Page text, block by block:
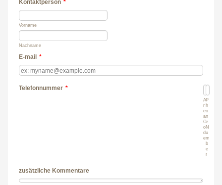
Kontaktperson *
Vorname
Nachname
E-mail *
Telefonnummer *
A
r
e
a
C
o
d
e
P
h
o
n
e
N
u
m
b
e
r
zusätzliche Kommentare